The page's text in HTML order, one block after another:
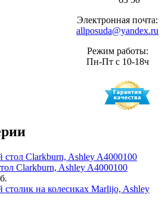
Электронная почта:
allposuda@yandex.ru
Режим работы:
Пн-Пт с 10-18ч
Clarkburn, Ashley A4000100